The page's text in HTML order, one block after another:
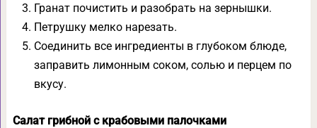
Гранат почистить и разобрать на зернышки.
Петрушку мелко нарезать.
Соединить все ингредиенты в глубоком блюде,
заправить лимонным соком, солью и перцем по
вкусу.
Салат грибной с крабовыми палочками